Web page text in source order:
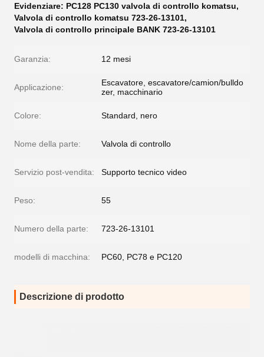
Evidenziare: PC128 PC130 valvola di controllo komatsu,
Valvola di controllo komatsu 723-26-13101,
Valvola di controllo principale BANK 723-26-13101
Garanzia: 12 mesi
Applicazione:
Escavatore, escavatore/camion/bulldo
zer, macchinario
Colore: Standard, nero
Nome della parte: Valvola di controllo
Servizio post-vendita: Supporto tecnico video
Peso: 55
Numero della parte: 723-26-13101
modelli di macchina: PC60, PC78 e PC120
Descrizione di prodotto